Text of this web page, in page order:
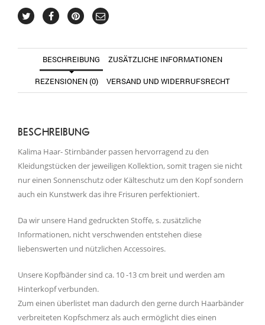
BESCHREIBUNG ZUSÄTZLICHE INFORMATIONEN
REZENSIONEN (0) VERSAND UND WIDERRUFSRECHT
BESCHREIBUNG
Kalima Haar- Stirnbänder passen hervorragend zu den
Kleidungstücken der jeweiligen Kollektion, somit tragen sie nicht
nur einen Sonnenschutz oder Kälteschutz um den Kopf sondern
auch ein Kunstwerk das ihre Frisuren perfektioniert.
Da wir unsere Hand gedruckten Stoffe, s. zusätzliche
Informationen, nicht verschwenden entstehen diese
liebenswerten und nützlichen Accessoires.
Unsere Kopfbänder sind ca. 10 -13 cm breit und werden am
Hinterkopf verbunden.
Zum einen überlistet man dadurch den gerne durch Haarbänder
verbreiteten Kopfschmerz als auch ermöglicht dies einen